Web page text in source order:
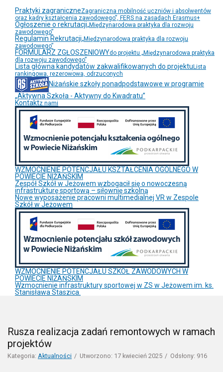
Praktyki zagraniczneZagraniczna mobilność uczniów i absolwentów
oraz kadry kształcenia zawodowego”, FERS na zasadach Erasmus+
Ogłoszenie o rekrutacji„Międzynarodowa praktyka dla rozwoju
zawodowego”
Regulamin Rekrutacji„Międzynarodowa praktyka dla rozwoju
zawodowego”
FORMULARZ ZGŁOSZENIOWYdo projektu „Międzynarodowa praktyka
dla rozwoju zawodowego”
Lista główna kandydatów zakwalifikowanych do projektu Lista
rankingowa, rezerowowa, odrzuconych
Niżańskie szkoły ponadpodstawowe w programie
„Aktywna Szkoła - Aktywny do Kwadratu”
Kontaktz nami
WZMOCNIENIE POTENCJAŁU KSZTAŁCENIA OGÓLNEGO W
POWIECIE NIŻAŃSKIM
Zespół Szkół w Jeżowem wzbogacił się o nowoczesną
infrastrukturę sportową – siłownię szkolną
Nowe wyposażenie pracowni multimedialnej VR w Zespole
Szkół w Jeżowem
WZMOCNIENIE POTENCJAŁU SZKÓŁ ZAWODOWYCH W
POWIECIE NIŻAŃSKIM
Wzmocnienie infrastruktury sportowej w ZS w Jeżowem im. ks.
Stanisława Staszica.
Rusza realizacja zadań remontowych w ramach
projektów
Kategoria: Aktualności Utworzono: 17 kwiecień 2025 Odsłony: 916